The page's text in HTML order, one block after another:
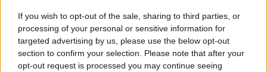
If you wish to opt-out of the sale, sharing to third parties, or
processing of your personal or sensitive information for
targeted advertising by us, please use the below opt-out
section to confirm your selection. Please note that after your
opt-out request is processed you may continue seeing
fene történt. Erre két példa volt, az egyik a sógun
világ a másik pedig Akecheta epizódja, ami
megmutatta, hogy nem kell ködösíteni ahhoz, hogy
érdekes legyen a sorozat.